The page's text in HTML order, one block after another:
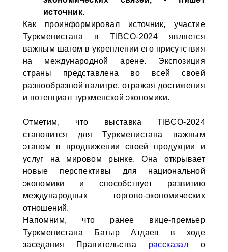
источник.
Как проинформировал источник, участие
Туркменистана в TIBCO-2024 является
важным шагом в укреплении его присутствия
на международной арене. Экспозиция
страны представлена во всей своей
разнообразной палитре, отражая достижения
и потенциал туркменской экономики.
Отметим, что выставка TIBCO-2024
становится для Туркменистана важным
этапом в продвижении своей продукции и
услуг на мировом рынке. Она открывает
новые перспективы для национальной
экономики и способствует развитию
международных торгово-экономических
отношений.
Напомним, что ранее вице-премьер
Туркменистана Батыр Атдаев в ходе
заседания Правительства рассказал о